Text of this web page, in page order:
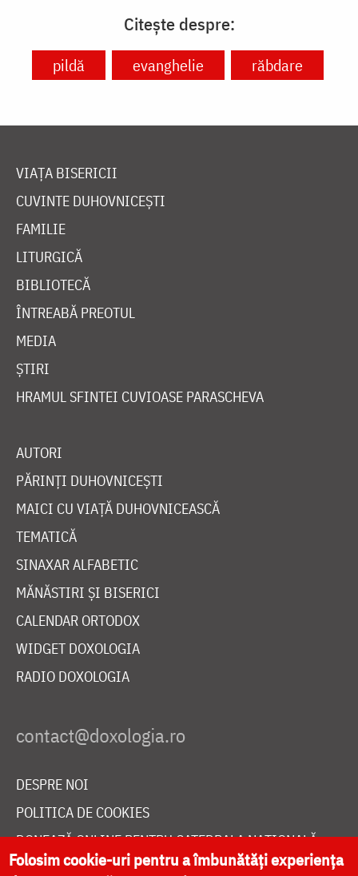
Citește despre:
pildă evanghelie răbdare
VIAȚA BISERICII
CUVINTE DUHOVNICEȘTI
FAMILIE
LITURGICĂ
BIBLIOTECĂ
ÎNTREABĂ PREOTUL
MEDIA
ȘTIRI
HRAMUL SFINTEI CUVIOASE PARASCHEVA
AUTORI
PĂRINȚI DUHOVNICEȘTI
MAICI CU VIAȚĂ DUHOVNICEASCĂ
TEMATICĂ
SINAXAR ALFABETIC
MĂNĂSTIRI ȘI BISERICI
CALENDAR ORTODOX
WIDGET DOXOLOGIA
RADIO DOXOLOGIA
DESPRE NOI
POLITICA DE COOKIES
DONEAZĂ ONLINE PENTRU CATEDRALA NAȚIONALĂ
Folosim cookie-uri pentru a îmbunătăți experiența